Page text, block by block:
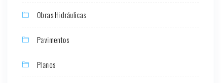
Obras Hidráulicas
Pavimentos
Planos